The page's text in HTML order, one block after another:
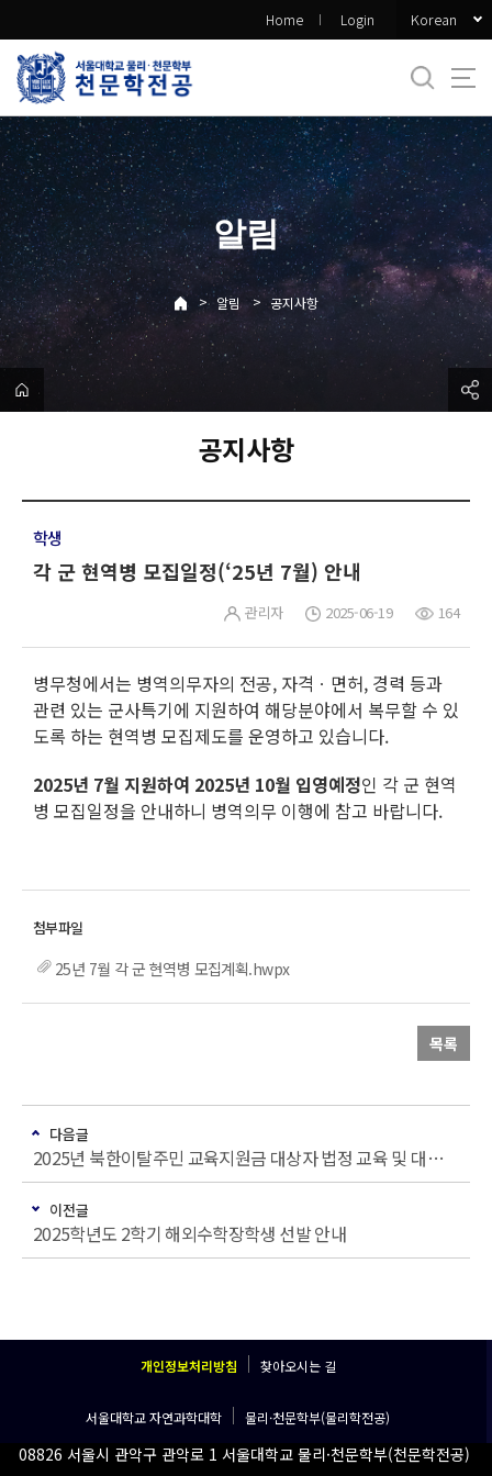
로
메
뉴
Home Login Korean
알림
> 알림 > 공지사항
공지사항
학생
각 군 현역병 모집일정(‘25년 7월) 안내
관리자 2025-06-19 164
병무청에서는 병역의무자의 전공, 자격ㆍ면허, 경력 등과
관련 있는 군사특기에 지원하여 해당분야에서 복무할 수 있
도록 하는 현역병 모집제도를 운영하고 있습니다.
2025년 7월 지원하여 2025년 10월 입영예정인 각 군 현역
병 모집일정을 안내하니 병역의무 이행에 참고 바랍니다.
25년 7월 각 군 현역병 모집계획.hwpx
목록
다음글
2025년 북한이탈주민 교육지원금 대상자 법정 교육 및 대상자 확대 안내
이전글
2025학년도 2학기 해외수학장학생 선발 안내
개인정보처리방침 찾아오시는 길
서울대학교 자연과학대학 물리·천문학부(물리학전공)
08826 서울시 관악구 관악로 1 서울대학교 물리·천문학부(천문학전공)